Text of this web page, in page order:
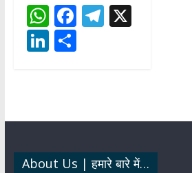
W
h
at
p
p
F
ac
e
o
k
T
m
X
Li
dI
n
S
About Us | हमारे बारे में…